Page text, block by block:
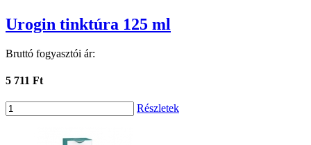
Urogin tinktúra 125 ml
Bruttó fogyasztói ár:
5 711 Ft
Részletek